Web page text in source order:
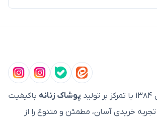
پوشاک زنانه باکیفیت
خریدی آسان، مطمئن و متنوع را از